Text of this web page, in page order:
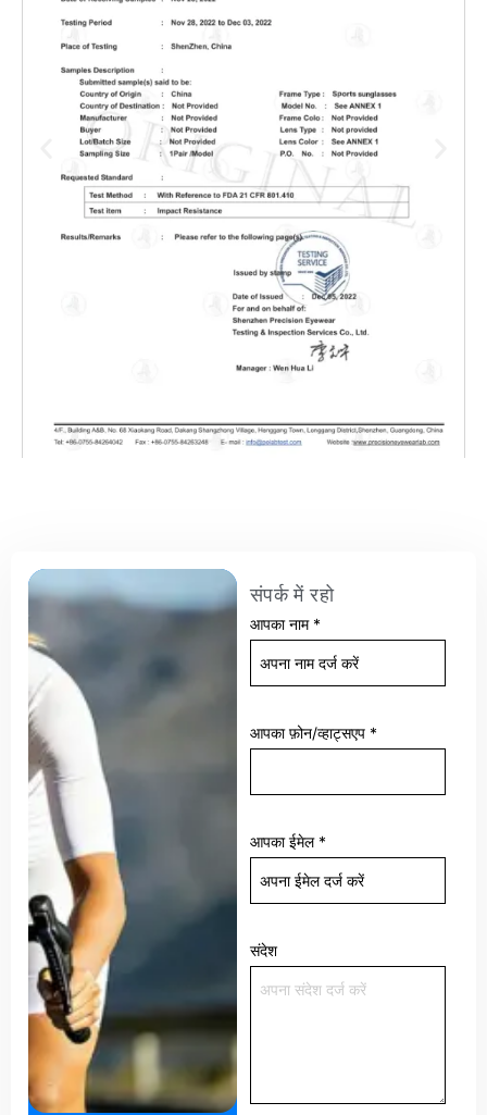
संपर्क में रहो
आपका नाम *
आपका फ़ोन/व्हाट्सएप *
आपका ईमेल *
संदेश